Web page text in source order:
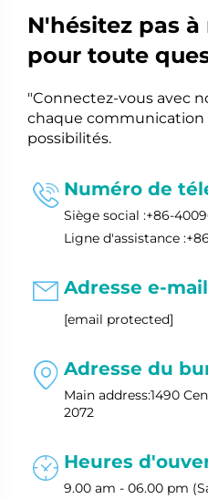
N'hésitez pas
pour toute
"Connectez-vous avec
chaque communication
possibilités.
 Numéro de
Siège social :+86-
Ligne d'assistance :
 Adresse e-
[email protected]
 Adresse du
Main address:1490
2072
 Heures
9.00 am - 06.00 pm